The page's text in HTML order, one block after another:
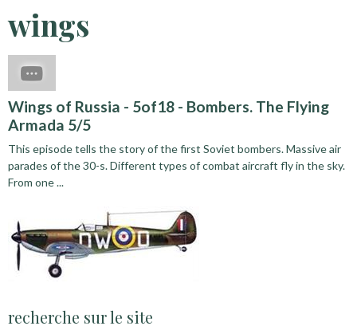
wings
Wings of Russia - 5of18 - Bombers. The Flying
Armada 5/5
This episode tells the story of the first Soviet bombers. Massive air
parades of the 30-s. Different types of combat aircraft fly in the sky.
From one ...
recherche sur le site